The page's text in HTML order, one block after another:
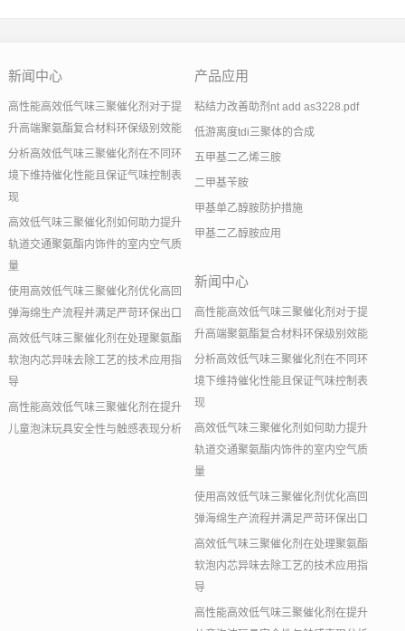
新闻中心
高性能高效低气味三聚催化剂对于提
升高端聚氨酯复合材料环保级别效能
分析高效低气味三聚催化剂在不同环
境下维持催化性能且保证气味控制表
现
高效低气味三聚催化剂如何助力提升
轨道交通聚氨酯内饰件的室内空气质
量
使用高效低气味三聚催化剂优化高回
弹海绵生产流程并满足严苛环保出口
高效低气味三聚催化剂在处理聚氨酯
软泡内芯异味去除工艺的技术应用指
导
高性能高效低气味三聚催化剂在提升
儿童泡沫玩具安全性与触感表现分析
产品应用
粘结力改善助剂nt add as3228.pdf
低游离度tdi三聚体的合成
五甲基二乙烯三胺
二甲基苄胺
甲基单乙醇胺防护措施
甲基二乙醇胺应用
新闻中心
高性能高效低气味三聚催化剂对于提
升高端聚氨酯复合材料环保级别效能
分析高效低气味三聚催化剂在不同环
境下维持催化性能且保证气味控制表
现
高效低气味三聚催化剂如何助力提升
轨道交通聚氨酯内饰件的室内空气质
量
使用高效低气味三聚催化剂优化高回
弹海绵生产流程并满足严苛环保出口
高效低气味三聚催化剂在处理聚氨酯
软泡内芯异味去除工艺的技术应用指
导
高性能高效低气味三聚催化剂在提升